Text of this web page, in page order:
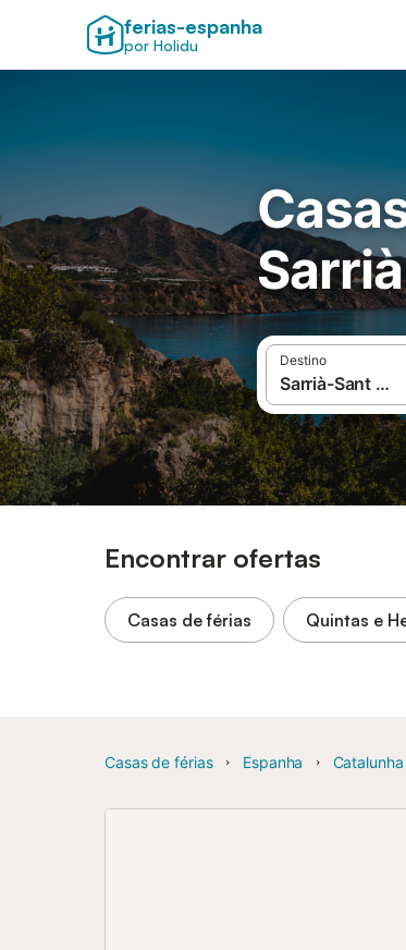
ferias-espanha
por Holidu
Destino
Encontrar ofertas
Casas de férias Quintas e
Casas de férias Espanha Catalunha